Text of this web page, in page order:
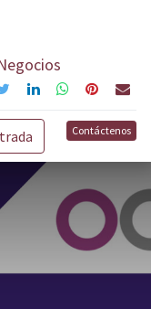
Contáctenos